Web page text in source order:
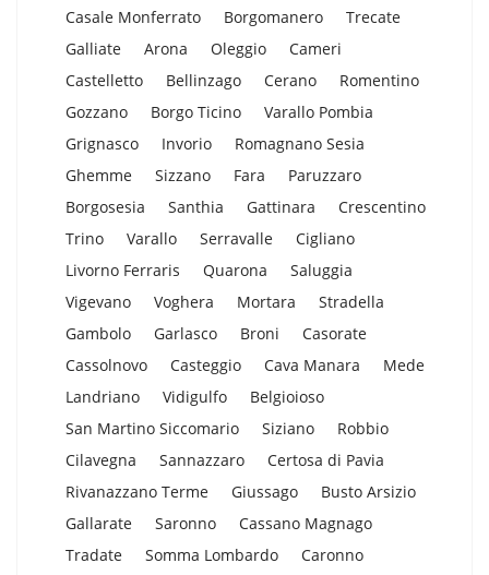
Casale Monferrato Borgomanero
Trecate
Galliate
Arona Oleggio
Cameri
Castelletto
Bellinzago Cerano
Romentino
Gozzano
Borgo Ticino
Varallo Pombia
Grignasco
Invorio
Romagnano Sesia
Ghemme
Sizzano Fara
Paruzzaro
Borgosesia
Santhia Gattinara
Crescentino
Trino
Varallo Serravalle
Cigliano
Livorno Ferraris
Quarona
Saluggia
Vigevano
Voghera Mortara
Stradella
Gambolo
Garlasco Broni
Casorate
Cassolnovo
Casteggio Cava Manara
Mede
Landriano
Vidigulfo
Belgioioso
San Martino Siccomario
Siziano
Robbio
Cilavegna
Sannazzaro
Certosa di Pavia
Rivanazzano Terme
Giussago
Busto Arsizio
Gallarate
Saronno
Cassano Magnago
Tradate
Somma Lombardo
Caronno